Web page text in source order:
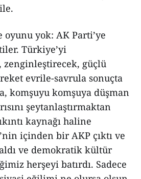
yok: AK Parti’ye
Türkiye’yi
zenginleştirecek, güçlü
evrile-savrula sonuçta
komşuyu komşuya düşman
şeytanlaştırmaktan
kaynağı haline
içinden bir AKP çıktı ve
ve demokratik kültür
herşeyi batırdı. Sadece